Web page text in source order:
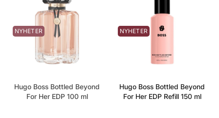
NYHETER
Hugo Boss Bottled Beyond
For Her EDP 100 ml
NYHETER
Hugo Boss Bottled Beyond
For Her EDP Refill 150 ml